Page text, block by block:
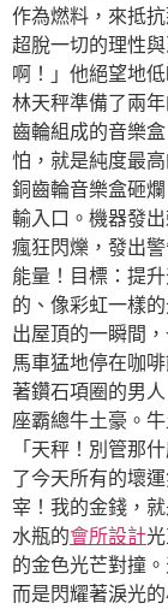
作為燃料，來抵
超脫一切的理性
啊！」他絕望地
林天秤準備了兩
齒輪組成的音樂
怕，就是純度最
銅齒輪音樂盒砸
輸入口。機器發
瘋狂閃爍，發出
能量！目標：提
的、像彩虹一樣
出屋頂的一瞬間
馬車猛地停在咖
著鑽石項圈的男
座霸總牛土豪。
「天秤！別管那
了今天所有的壞
宰！我的金錢，
水瓶的會所設計
的金色光芒對撞
而是閃耀著淚光